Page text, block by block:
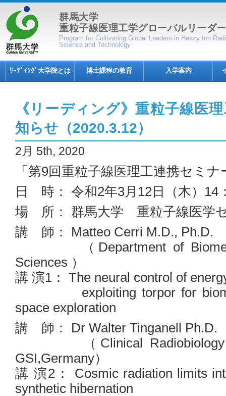
群馬大学
重粒子線医理工学グローバルリーダ
Program for Cultivating Global Leaders in Heavy Ion
Science and Technology
ﾘｰﾃﾞｨﾝｸﾞ大学院とは 博士課程の教育 入学案内
《リーディング》重粒子線医
知らせ（2020.3.12）
2月 5th, 2020
「第9回重粒子線医理工連携セミナ
日 時： 令和2年3月12日（木）14
場 所： 群馬大学 重粒子線医学
講 師： Matteo Cerri M.D., Ph.D.
（Department of
Sciences ）
講 演1： The neural control of
exploiting torpor for
space exploration
講 師： Dr Walter Tinganell Ph.D.
（Clinical Radiobiology
GSI,Germany）
講 演2： Cosmic radiation limits
synthetic hibernation